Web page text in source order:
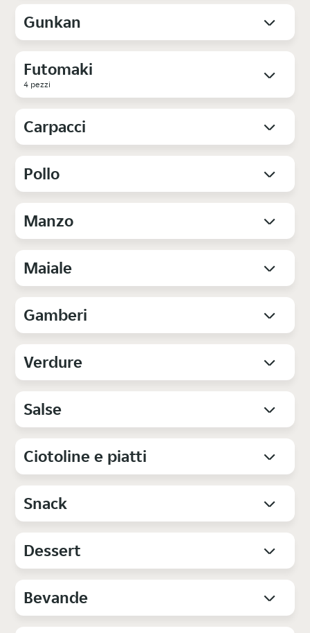
Gunkan
Futomaki
4 pezzi
Carpacci
Pollo
Manzo
Maiale
Gamberi
Verdure
Salse
Ciotoline e piatti
Snack
Dessert
Bevande